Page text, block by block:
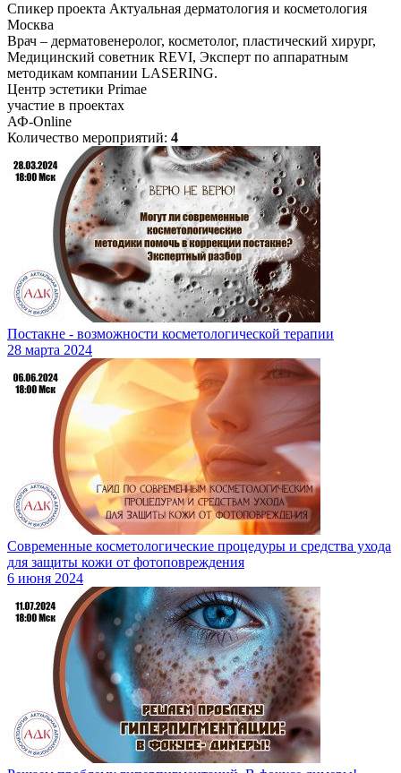
Спикер проекта Актуальная дерматология и косметология
Москва
Врач – дерматовенеролог, косметолог, пластический хирург,
Медицинский советник REVI, Эксперт по аппаратным
методикам компании LASERING.
Центр эстетики Primae
участие в проектах
АФ-Online
Количество мероприятий: 4
Постакне - возможности косметологической терапии
28 марта 2024
Современные косметологические процедуры и средства ухода
для защиты кожи от фотоповреждения
6 июня 2024